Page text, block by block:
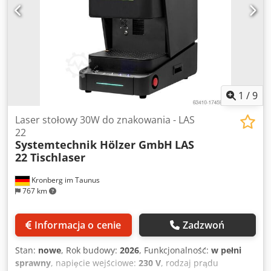
1 /9
Kronberg im Taunus
767 km
Laser stołowy 30W do znakowania - LAS
22
Systemtechnik Hölzer GmbH LAS
22 Tischlaser
Informacja o cenie Zadzwoń
Stan: nowe, Rok budowy: 2026, Funkcjonalność: w pełni
sprawny, napięcie wejściowe: 230 V, rodzaj prądu